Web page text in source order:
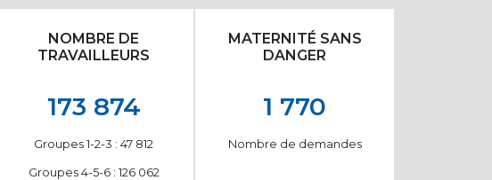
NOMBRE DE
TRAVAILLEURS
173 874
Groupes 1-2-3 : 47 812
Groupes 4-5-6 : 126 062
MATERNITÉ SANS
DANGER
1 770
Nombre de demandes